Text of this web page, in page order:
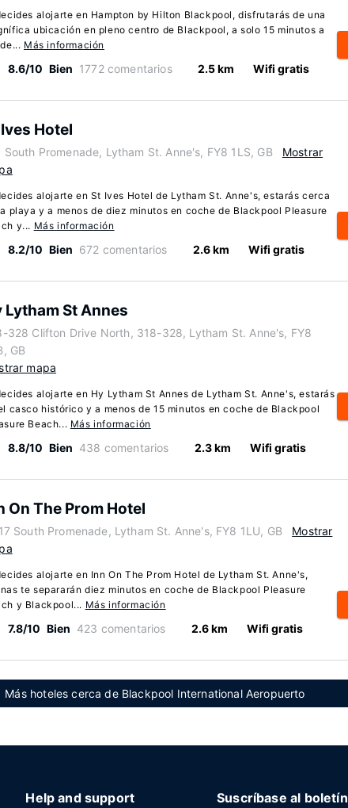
alojarte en Hampton by Hilton Blackpool, disfrutarás de una
ubicación en pleno centro de Blackpool, a solo 15 minutos a
Más información
8.6/10 Bien 1772 comentarios 2.5 km Wifi gratis
Hotel
South Promenade, Lytham St. Anne's, FY8 1LS, GB
Mostrar
alojarte en St Ives Hotel de Lytham St. Anne's, estarás cerca
playa y a menos de diez minutos en coche de Blackpool Pleasure
y... Más información
8.2/10 Bien 672 comentarios 2.6 km Wifi gratis
Lytham St Annes
328 Clifton Drive North, 318-328, Lytham St. Anne's, FY8
GB
mapa
alojarte en Hy Lytham St Annes de Lytham St. Anne's, estarás
casco histórico y a menos de 15 minutos en coche de Blackpool
Beach... Más información
8.8/10 Bien 438 comentarios 2.3 km Wifi gratis
On The Prom Hotel
South Promenade, Lytham St. Anne's, FY8 1LU, GB
Mostrar
alojarte en Inn On The Prom Hotel de Lytham St. Anne's,
te separarán diez minutos en coche de Blackpool Pleasure
y Blackpool... Más información
7.8/10 Bien 423 comentarios 2.6 km Wifi gratis
Más hoteles cerca de Blackpool International Aeropuerto
Help and support Suscríbase al boletín